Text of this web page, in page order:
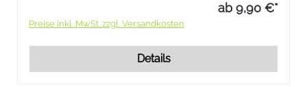
ab 9,90 €*
Preise inkl. MwSt. zzgl. Versandkosten
Details